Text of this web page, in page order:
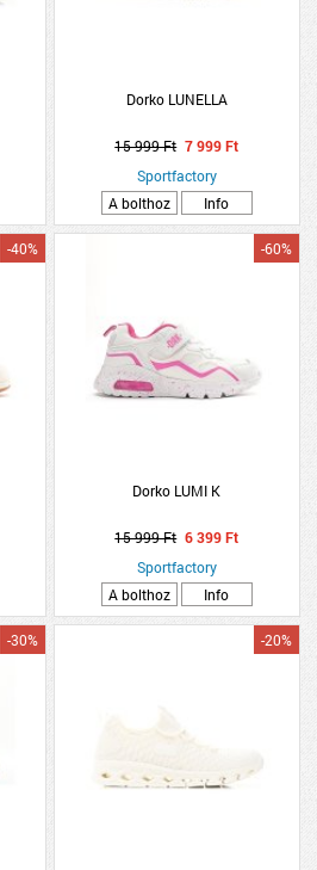
Dorko LUNELLA
15 999 Ft 7 999 Ft
Sportfactory
A bolthoz
Info
-40%
Dorko LUMI K
-60%
15 999 Ft 6 399 Ft
Sportfactory
A bolthoz
Info
-30% -20%